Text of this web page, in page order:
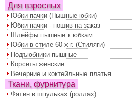
Для взрослых
Юбки пачки (Пышные юбки)
Юбки пачки - пошив на заказ
Шлейфы пышные к юбкам
Юбки в стиле 60-х г. (Стиляги)
Подъюбники пышные
Корсеты женские
Вечерние и коктейльные платья
Ткани, фурнитура
Фатин в шпульках (роллах)